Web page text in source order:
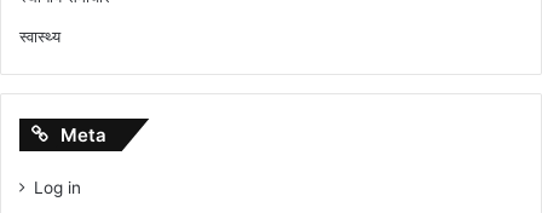
स्वास्थ्य
Meta
Log in